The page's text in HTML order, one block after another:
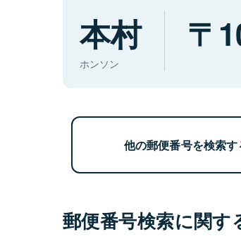
本村
ホンソン
他の郵便番号を検索す
郵便番号検索に関す